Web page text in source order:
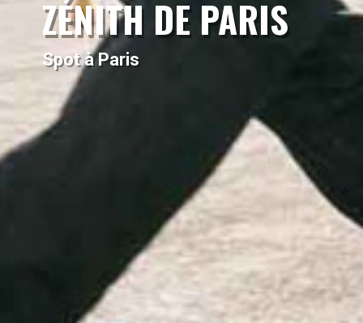
ZÉNITH DE PARIS
Spot à Paris